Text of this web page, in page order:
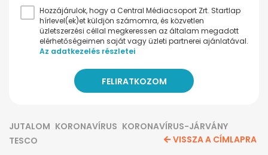
Hozzájárulok, hogy a Central Médiacsoport Zrt. Startlap
hírlevel(ek)et küldjön számomra, és közvetlen
üzletszerzési céllal megkeressen az általam megadott
elérhetőségeimen saját vagy üzleti partnerei ajánlatával.
Az adatkezelés részletei
JUTALOM KORONAVÍRUS KORONAVÍRUS-JÁRVÁNY
TESCO
VISSZA A CÍMLAPRA